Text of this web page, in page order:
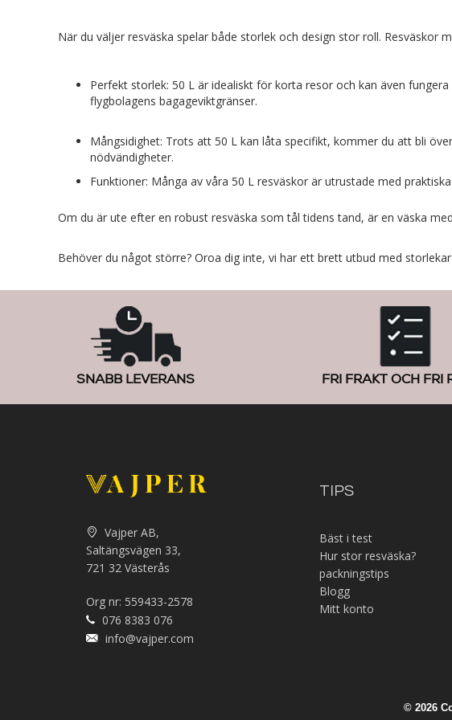
Lägg i
När du väljer resväska spelar både storlek och design stor roll. Resväskor
Perfekt storlek: 50 L är idealiskt för korta resor och kan även
flygbolagens bagageviktgränser.
Mångsidighet: Trots att 50 L kan låta specifikt, kommer du att bli
nödvändigheter.
Funktioner: Många av våra 50 L resväskor är utrustade med
Om du är ute efter en robust resväska som tål tidens tand, är en väska
Behöver du något större? Oroa dig inte, vi har ett brett utbud med
SNABB LEVERANS FRI FRAKT OCH FRI
Vajper AB,
Saltängsvägen 33,
721 32 Västerås
Org nr: 559433-2578
076 8383 076
info@vajper.com
TIPS
Bäst i test
Hur stor resväska?
packningstips
Blogg
Mitt konto
© 2026